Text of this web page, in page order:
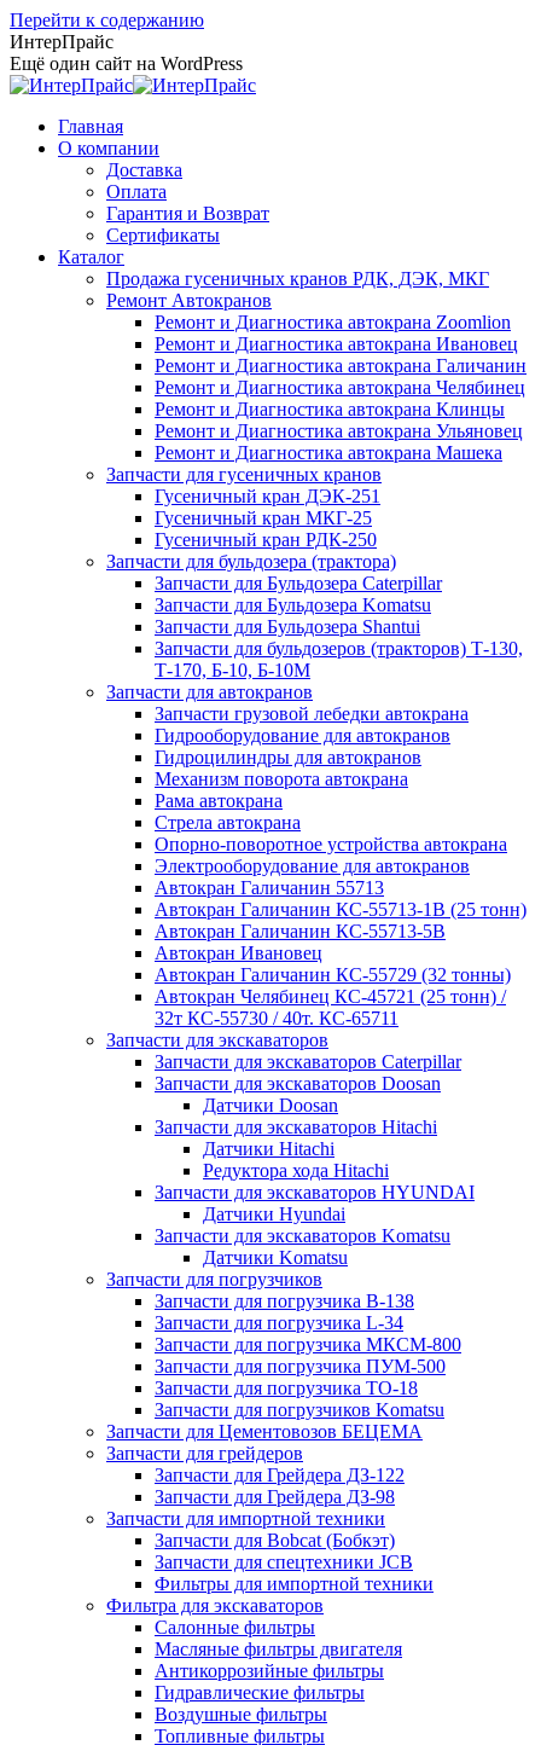
Перейти к содержанию
ИнтерПрайс
Ещё один сайт на WordPress
Главная
О компании
Доставка
Оплата
Гарантия и Возврат
Сертификаты
Каталог
Продажа гусеничных кранов РДК, ДЭК, МКГ
Ремонт Автокранов
Ремонт и Диагностика автокрана Zoomlion
Ремонт и Диагностика автокрана Ивановец
Ремонт и Диагностика автокрана Галичанин
Ремонт и Диагностика автокрана Челябинец
Ремонт и Диагностика автокрана Клинцы
Ремонт и Диагностика автокрана Ульяновец
Ремонт и Диагностика автокрана Машека
Запчасти для гусеничных кранов
Гусеничный кран ДЭК-251
Гусеничный кран МКГ-25
Гусеничный кран РДК-250
Запчасти для бульдозера (трактора)
Запчасти для Бульдозера Caterpillar
Запчасти для Бульдозера Komatsu
Запчасти для Бульдозера Shantui
Запчасти для бульдозеров (тракторов) Т-130,
Т-170, Б-10, Б-10М
Запчасти для автокранов
Запчасти грузовой лебедки автокрана
Гидрооборудование для автокранов
Гидроцилиндры для автокранов
Механизм поворота автокрана
Рама автокрана
Стрела автокрана
Опорно-поворотное устройства автокрана
Электрооборудование для автокранов
Автокран Галичанин 55713
Автокран Галичанин КС-55713-1В (25 тонн)
Автокран Галичанин КС-55713-5В
Автокран Ивановец
Автокран Галичанин КС-55729 (32 тонны)
Автокран Челябинец КС-45721 (25 тонн) /
32т КС-55730 / 40т. КС-65711
Запчасти для экскаваторов
Запчасти для экскаваторов Caterpillar
Запчасти для экскаваторов Doosan
Датчики Doosan
Запчасти для экскаваторов Hitachi
Датчики Hitachi
Редуктора хода Hitachi
Запчасти для экскаваторов HYUNDAI
Датчики Hyundai
Запчасти для экскаваторов Komatsu
Датчики Komatsu
Запчасти для погрузчиков
Запчасти для погрузчика B-138
Запчасти для погрузчика L-34
Запчасти для погрузчика МКСМ-800
Запчасти для погрузчика ПУМ-500
Запчасти для погрузчика ТО-18
Запчасти для погрузчиков Komatsu
Запчасти для Цементовозов БЕЦЕМА
Запчасти для грейдеров
Запчасти для Грейдера ДЗ-122
Запчасти для Грейдера ДЗ-98
Запчасти для импортной техники
Запчасти для Bobcat (Бобкэт)
Запчасти для спецтехники JCB
Фильтры для импортной техники
Фильтра для экскаваторов
Салонные фильтры
Масляные фильтры двигателя
Антикоррозийные фильтры
Гидравлические фильтры
Воздушные фильтры
Топливные фильтры